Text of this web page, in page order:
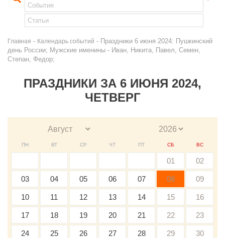
Главная - Календарь событий - Праздники 6 июня 2024: Пушкинский
день России; Мужские именины - Иван, Никита, Павел, Семен,
Степан, Федор;
ПРАЗДНИКИ ЗА 6 ИЮНЯ 2024,
ЧЕТВЕРГ
ПН ВТ СР ЧТ ПТ СБ ВС
01 02
03 04 05 06 07 08 09
10 11 12 13 14 15 16
17 18 19 20 21 22 23
24 25 26 27 28 29 30